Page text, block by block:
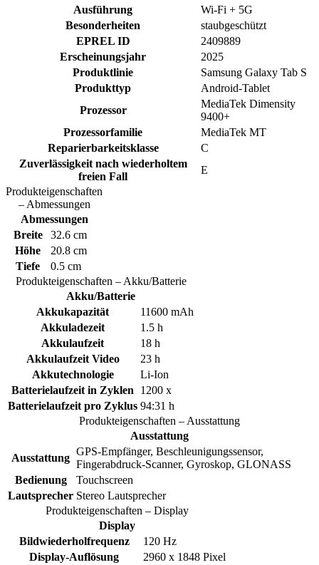
Ausführung
Wi-Fi + 5G
Besonderheiten
staubgeschützt
EPREL ID
2409889
Erscheinungsjahr
2025
Produktlinie
Samsung Galaxy Tab S
Produkttyp
Android-Tablet
Prozessor
MediaTek Dimensity
9400+
Prozessorfamilie
MediaTek MT
Reparierbarkeitsklasse
C
Zuverlässigkeit nach wiederholtem
freien Fall
E
Produkteigenschaften
– Abmessungen
Abmessungen
Breite
32.6 cm
Höhe
20.8 cm
Tiefe
0.5 cm
Produkteigenschaften – Akku/Batterie
Akku/Batterie
Akkukapazität
11600 mAh
Akkuladezeit
1.5 h
Akkulaufzeit
18 h
Akkulaufzeit Video
23 h
Akkutechnologie
Li-Ion
Batterielaufzeit in Zyklen
1200 x
Batterielaufzeit pro Zyklus 94:31 h
Produkteigenschaften – Ausstattung
Ausstattung
Ausstattung
GPS-Empfänger, Beschleunigungssensor,
Fingerabdruck-Scanner, Gyroskop, GLONASS
Bedienung
Touchscreen
Lautsprecher Stereo Lautsprecher
Produkteigenschaften – Display
Display
Bildwiederholfrequenz
120 Hz
Display-Auflösung
2960 x 1848 Pixel